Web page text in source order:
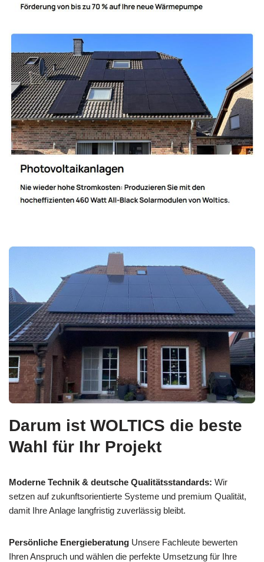
Darum ist WOLTICS die beste
Wahl für Ihr Projekt
Moderne Technik & deutsche Qualitätsstandards: Wir
setzen auf zukunftsorientierte Systeme und premium Qualität,
damit Ihre Anlage langfristig zuverlässig bleibt.
Persönliche Energieberatung Unsere Fachleute bewerten
Ihren Anspruch und wählen die perfekte Umsetzung für Ihre